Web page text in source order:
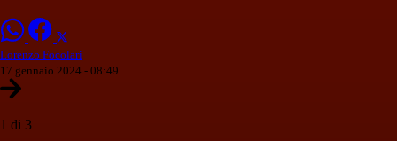
Lorenzo Focolari
17 gennaio 2024 - 08:49
1 di 3